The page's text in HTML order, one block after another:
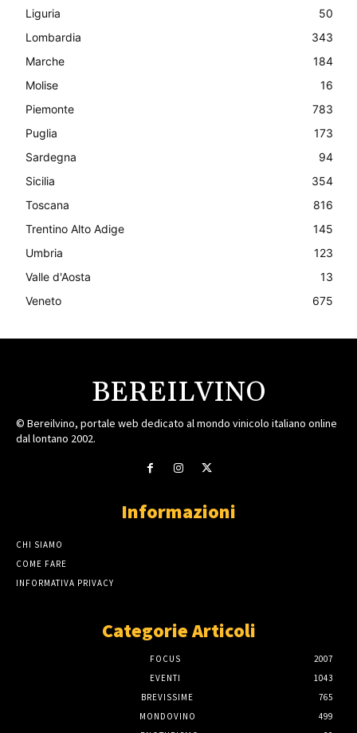
Liguria
50
Lombardia
343
Marche
184
Molise
16
Piemonte
783
Puglia
173
Sardegna
94
Sicilia
354
Toscana
816
Trentino Alto Adige
145
Umbria
123
Valle d'Aosta
13
Veneto
675
BEREILVINO
© Bereilvino, portale web dedicato al mondo vinicolo italiano online
dal lontano 2002.
Informazioni
CHI SIAMO
COME FARE
INFORMATIVA PRIVACY
Categorie Articoli
FOCUS
2007
EVENTI
1043
BREVISSIME
765
MONDOVINO
499